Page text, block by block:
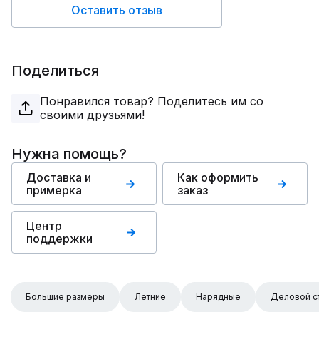
Оставить отзыв
Поделиться
Понравился товар? Поделитесь им со
своими друзьями!
Нужна помощь?
Доставка и
примерка
Как оформить
заказ
Центр
поддержки
Большие размеры Летние Нарядные Деловой